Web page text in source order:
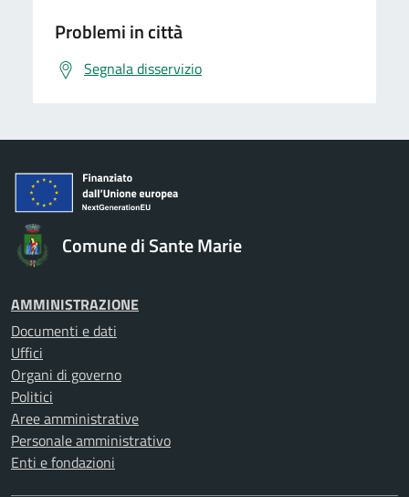
Problemi in città
Segnala disservizio
Comune di Sante Marie
AMMINISTRAZIONE
Documenti e dati
Uffici
Organi di governo
Politici
Aree amministrative
Personale amministrativo
Enti e fondazioni